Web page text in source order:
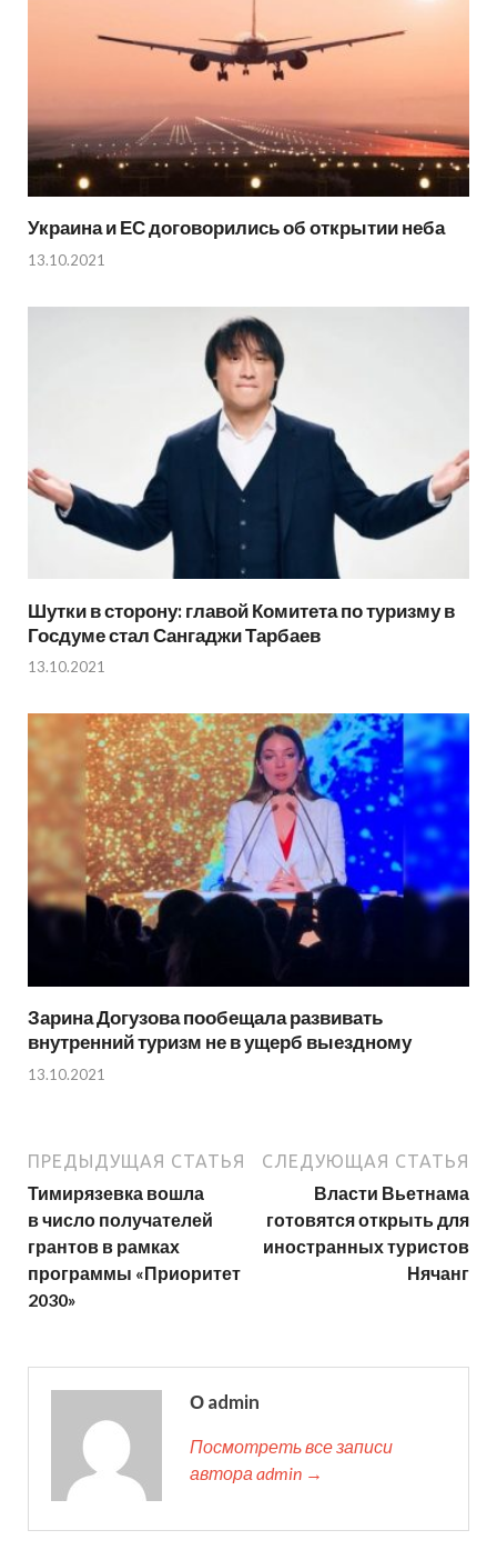
Украина и ЕС договорились об открытии неба
13.10.2021
Шутки в сторону: главой Комитета по туризму в
Госдуме стал Сангаджи Тарбаев
13.10.2021
Зарина Догузова пообещала развивать
внутренний туризм не в ущерб выездному
13.10.2021
ПРЕДЫДУЩАЯ СТАТЬЯ
Тимирязевка вошла
в число получателей
грантов в рамках
программы «Приоритет
2030»
СЛЕДУЮЩАЯ СТАТЬЯ
Власти Вьетнама
готовятся открыть для
иностранных туристов
Нячанг
О admin
Посмотреть все записи
автора admin →